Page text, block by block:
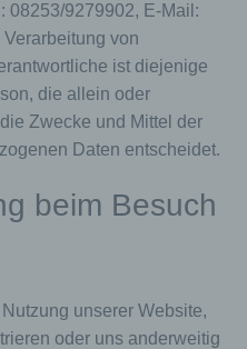
08253/9279902, E-Mail:
von
ist diejenige
die allein oder
Zwecke und Mittel der
Daten entscheidet.
beim Besuch
unserer Website,
oder uns anderweitig